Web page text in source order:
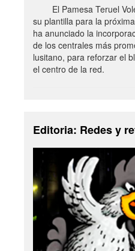
El Pamesa Teruel
su plantilla para la
ha anunciado la
de los centrales más
lusitano, para reforzar el
el centro de la red.
Editoria: Redes y